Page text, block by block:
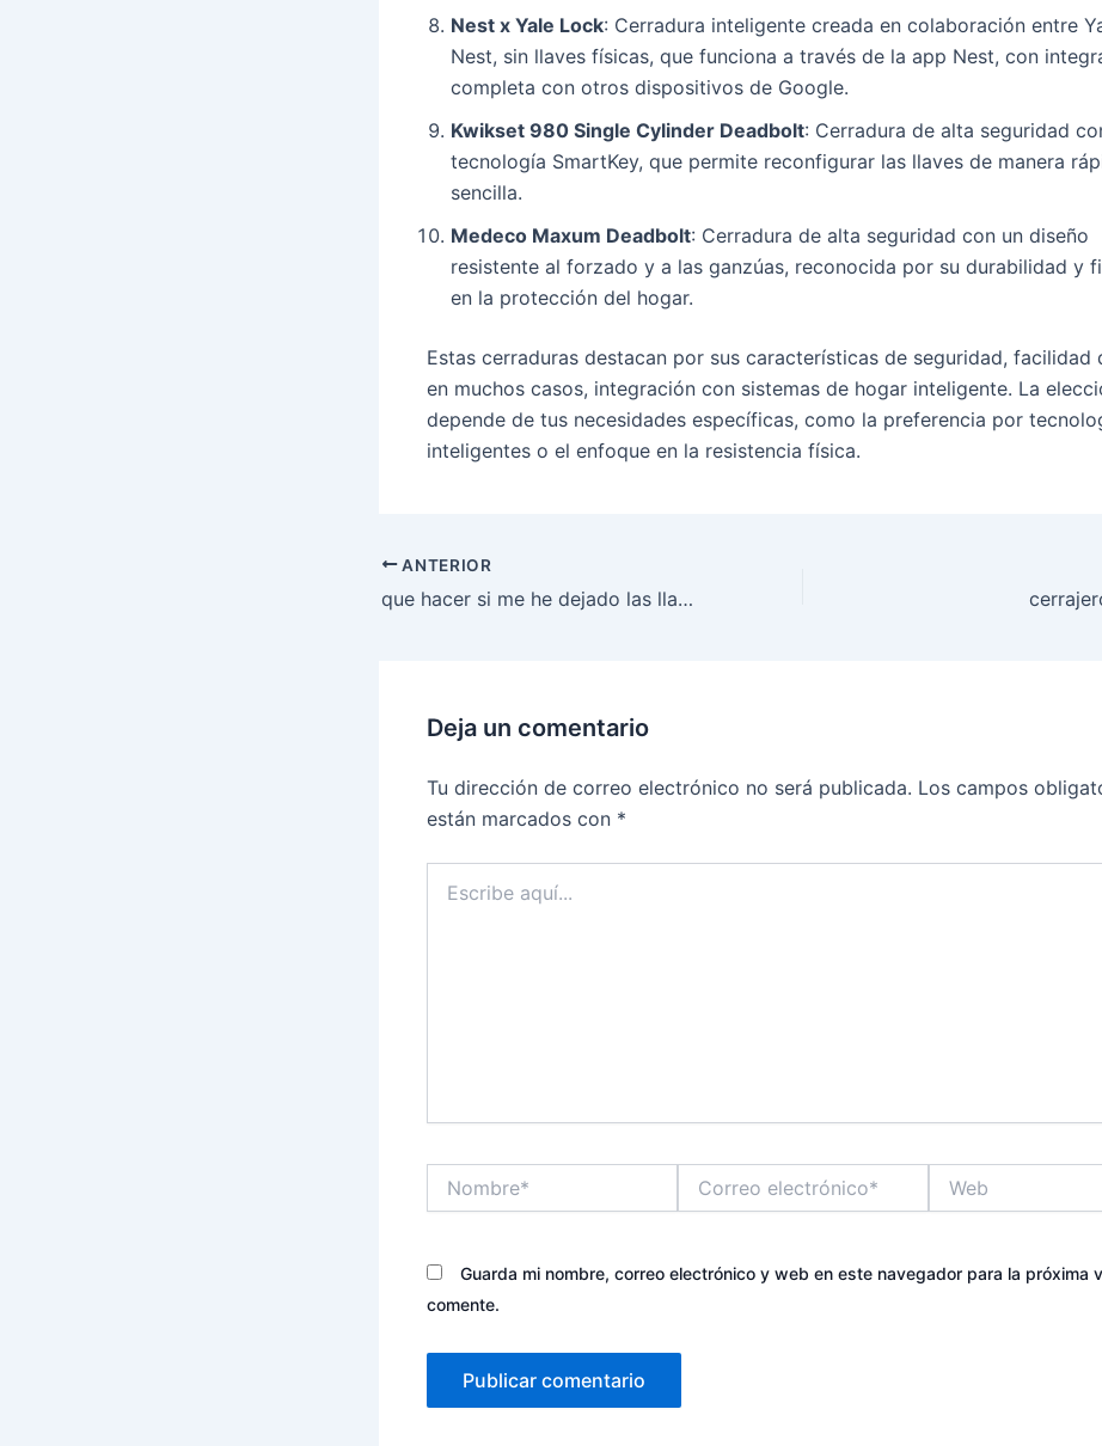
Nest x Yale Lock: Cerradura inteligente creada en colaboración entre
Nest, sin llaves físicas, que funciona a través de la app Nest, con
completa con otros dispositivos de Google.
Kwikset 980 Single Cylinder Deadbolt: Cerradura de alta seguridad
tecnología SmartKey, que permite reconfigurar las llaves de manera
sencilla.
Medeco Maxum Deadbolt: Cerradura de alta seguridad con un diseño
resistente al forzado y a las ganzúas, reconocida por su durabilidad y
en la protección del hogar.
Estas cerraduras destacan por sus características de seguridad, facilidad
en muchos casos, integración con sistemas de hogar inteligente. La
depende de tus necesidades específicas, como la preferencia por
inteligentes o el enfoque en la resistencia física.
ANTERIOR
que hacer si me he dejado las llaves dentro de casa
Deja un comentario
Tu dirección de correo electrónico no será publicada. Los campos
están marcados con *
aquí...
electrónico*
Guarda mi nombre, correo electrónico y web en este navegador para la próxima
comente.